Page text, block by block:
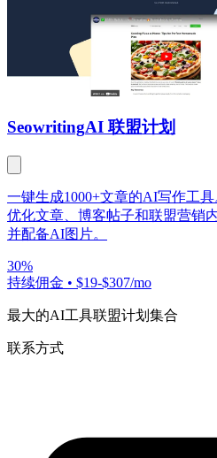
SeowritingAI 联盟计划
一键生成1000+文章的AI写作工
优化文章、博客帖子和联盟营销
并配备AI图片。
30%
持续佣金 • $19-$307/mo
最大的AI工具联盟计划集合
联系方式